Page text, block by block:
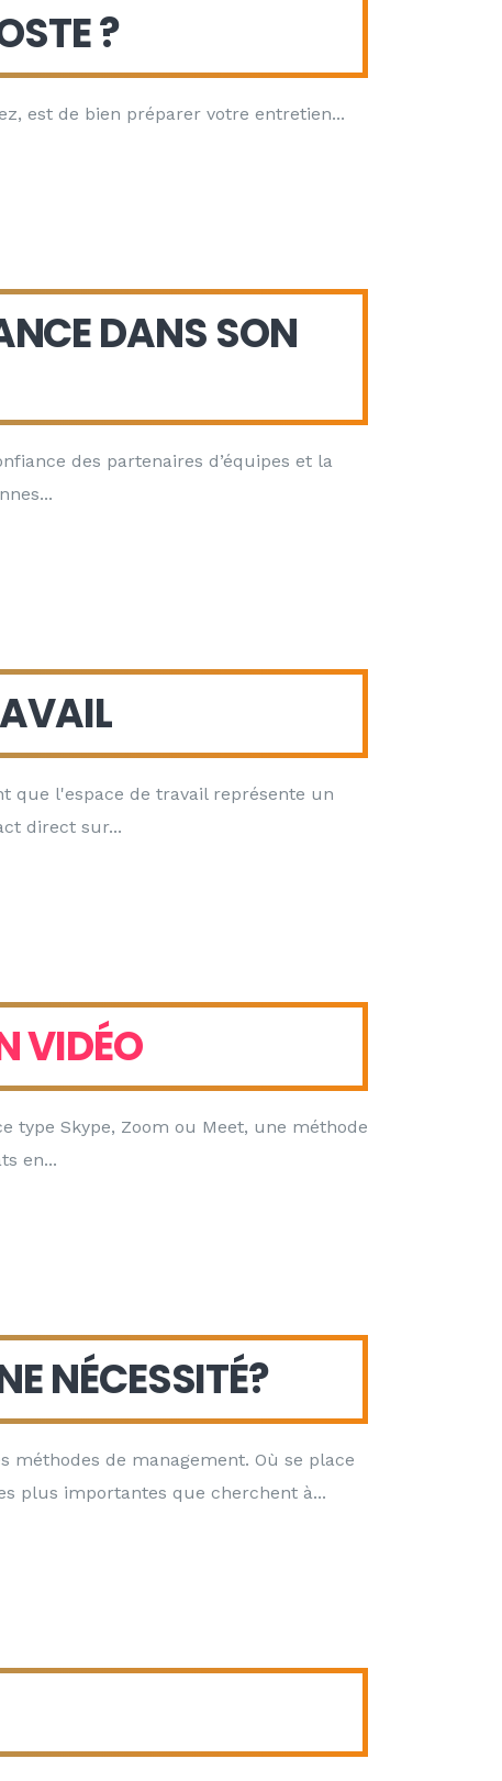
?
est de bien préparer votre entretien
DANS SON
des partenaires d’équipes et la
que l'espace de travail représente un
direct sur
VIDÉO
type Skype, Zoom ou Meet, une méthode
en
NÉCESSITÉ?
méthodes de management. Où se place
plus importantes que cherchent à